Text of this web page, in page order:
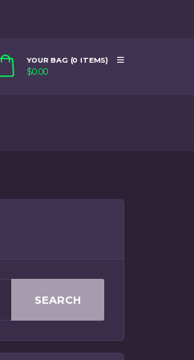
YOUR BAG (0 ITEMS)
$0.00
SEARCH